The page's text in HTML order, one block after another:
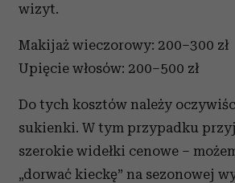
wizyt.
Makijaż wieczorowy: 200–300 zł
Upięcie włosów: 200–500 zł
Do tych kosztów należy
sukienki. W tym przypadku
szerokie widełki cenowe –
„dorwać kieckę” na sezonowej